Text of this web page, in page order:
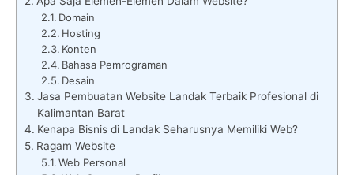
Domain
Hosting
Konten
Bahasa Pemrograman
Desain
Jasa Pembuatan Website Landak Terbaik Profesional di
Kalimantan Barat
Kenapa Bisnis di Landak Seharusnya Memiliki Web?
Ragam Website
Web Personal